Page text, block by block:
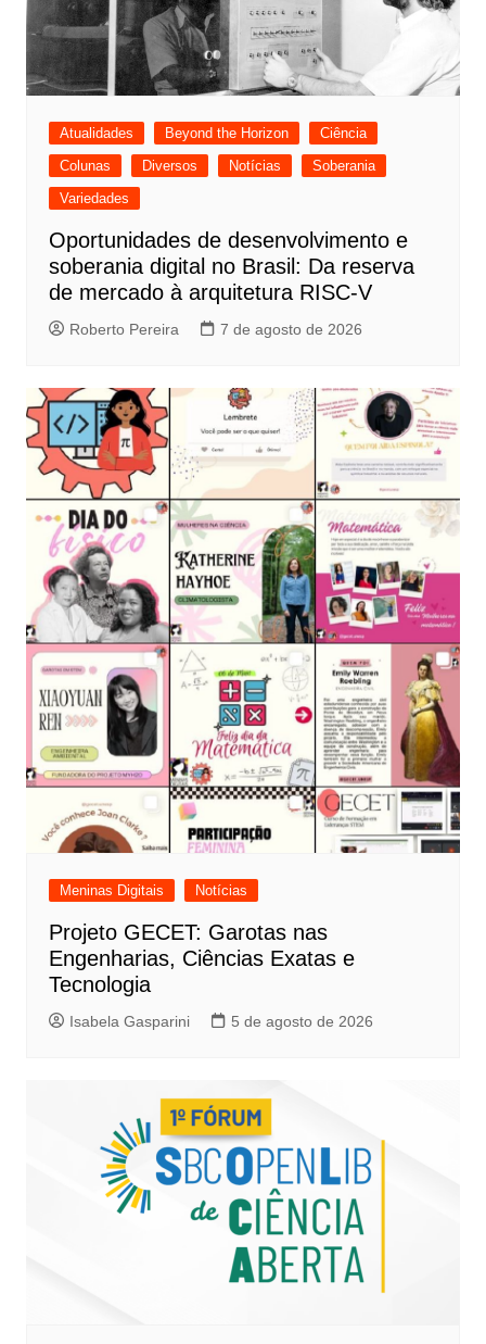
Atualidades Beyond the Horizon
Ciência
Colunas
Diversos Notícias
Soberania
Variedades
Oportunidades de desenvolvimento e
soberania digital no Brasil: Da reserva
de mercado à arquitetura RISC-V
Roberto Pereira 7 de agosto de 2026
Meninas Digitais Notícias
Projeto GECET: Garotas nas
Engenharias, Ciências Exatas e
Tecnologia
Isabela Gasparini 5 de agosto de 2026